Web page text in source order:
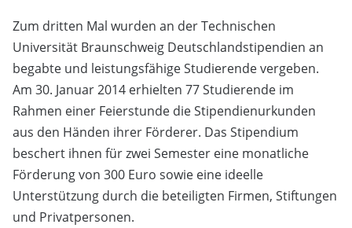
Zum dritten Mal wurden an der Technischen
Universität Braunschweig Deutschlandstipendien an
begabte und leistungsfähige Studierende vergeben.
Am 30. Januar 2014 erhielten 77 Studierende im
Rahmen einer Feierstunde die Stipendienurkunden
aus den Händen ihrer Förderer. Das Stipendium
beschert ihnen für zwei Semester eine monatliche
Förderung von 300 Euro sowie eine ideelle
Unterstützung durch die beteiligten Firmen, Stiftungen
und Privatpersonen.